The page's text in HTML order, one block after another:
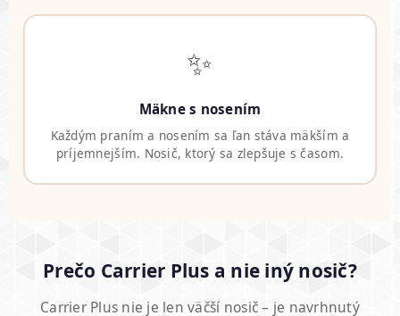
✨
Mäkne s nosením
Každým praním a nosením sa ľan stáva mäkším a
príjemnejším. Nosič, ktorý sa zlepšuje s časom.
Prečo Carrier Plus a nie iný nosič?
Carrier Plus nie je len väčší nosič – je navrhnutý